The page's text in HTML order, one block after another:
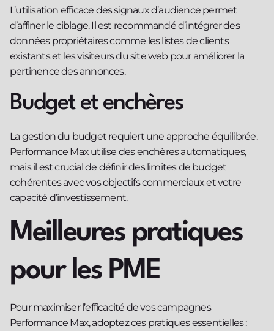
L’utilisation efficace des signaux d’audience permet
d’affiner le ciblage. Il est recommandé d’intégrer des
données propriétaires comme les listes de clients
existants et les visiteurs du site web pour améliorer la
pertinence des annonces.
Budget et enchères
La gestion du budget requiert une approche équilibrée.
Performance Max utilise des enchères automatiques,
mais il est crucial de définir des limites de budget
cohérentes avec vos objectifs commerciaux et votre
capacité d’investissement.
Meilleures pratiques
pour les PME
Pour maximiser l’efficacité de vos campagnes
Performance Max, adoptez ces pratiques essentielles :